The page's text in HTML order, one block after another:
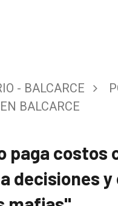
- BALCARCE
BALCARCE
paga costos
decisiones